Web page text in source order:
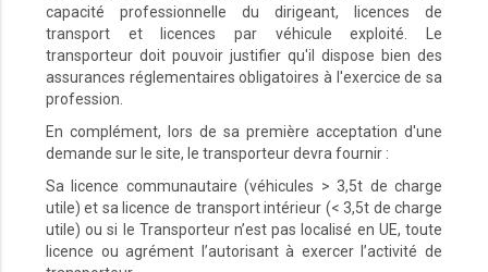
capacité professionnelle du dirigeant, licences de
transport et licences par véhicule exploité. Le
transporteur doit pouvoir justifier qu'il dispose bien des
assurances réglementaires obligatoires à l'exercice de sa
profession.
En complément, lors de sa première acceptation d'une
demande sur le site, le transporteur devra fournir :
Sa licence communautaire (véhicules > 3,5t de charge
utile) et sa licence de transport intérieur (< 3,5t de charge
utile) ou si le Transporteur n’est pas localisé en UE, toute
licence ou agrément l’autorisant à exercer l’activité de